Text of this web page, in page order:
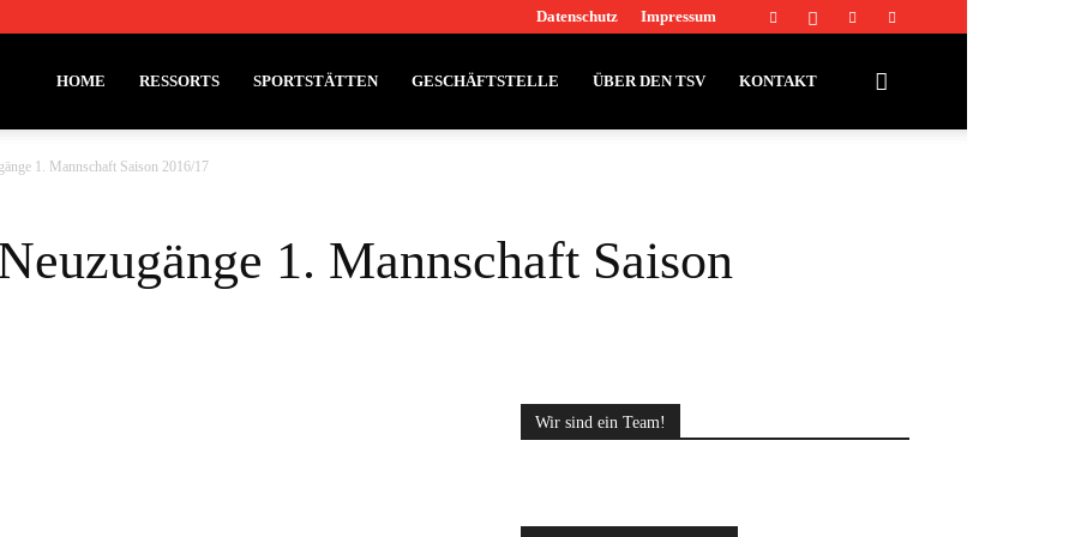
Datenschutz Impressum
HOME RESSORTS SPORTSTÄTTEN GESCHÄFTSTELLE ÜBER DEN TSV KONTAKT
1. Mannschaft Saison 2016/17
1. Mannschaft Saison
Wir sind ein Team!